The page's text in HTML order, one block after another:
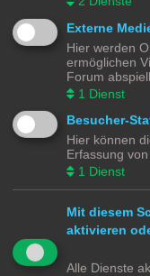
Externe
Hier werden
ermöglichen
Forum
1 Dienst
Besucher-
Hier können
Erfassung
1 Dienst
Mit diesem
aktivieren
Alle Dienste